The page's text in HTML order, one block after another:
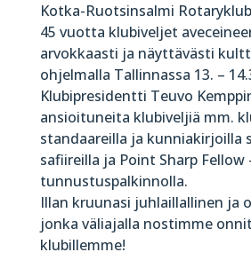
Kotka-Ruotsinsalmi
45 vuotta klubiveljet
arvokkaasti ja näyttävästi
ohjelmalla Tallinnassa 13. –
Klubipresidentti Teuvo
ansioituneita klubiveljiä mm.
standaareilla ja kunniakirjoilla
safiireilla ja Point Sharp Fellow
tunnustuspalkinnolla.
Illan kruunasi juhlaillallinen ja
jonka väliajalla nostimme
klubillemme!